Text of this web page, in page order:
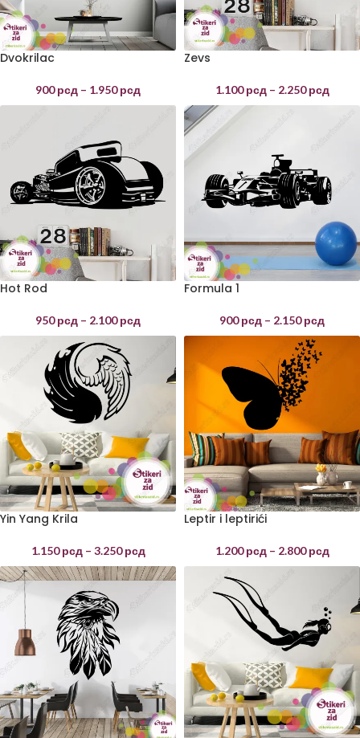
Dvokrilac
900рсд – 1.950рсд
Zevs
1.100рсд – 2.250рсд
Hot Rod
950рсд – 2.100рсд
Formula 1
900рсд – 2.150рсд
Yin Yang Krila
1.150рсд – 3.250рсд
Leptir i leptirići
1.200рсд – 2.800рсд